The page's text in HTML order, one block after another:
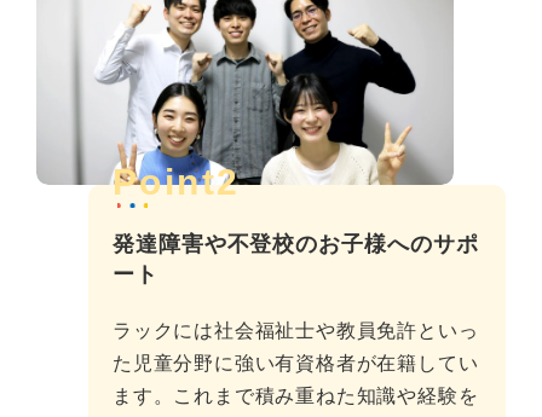
Point2
発達障害や不登校のお子様へのサポ
ート
ラックには社会福祉士や教員免許といっ
た児童分野に強い有資格者が在籍してい
ます。これまで積み重ねた知識や経験を